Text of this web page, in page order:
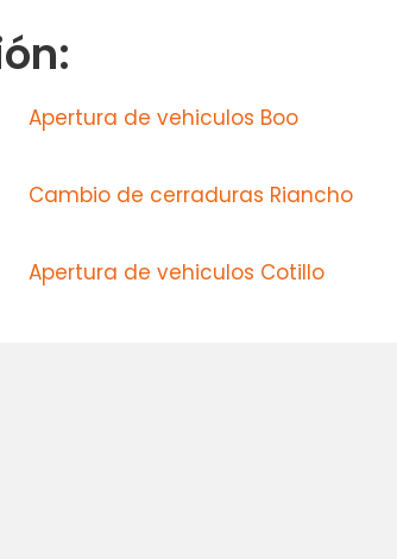
Apertura de vehiculos Boo
Cambio de cerraduras Riancho
Apertura de vehiculos Cotillo